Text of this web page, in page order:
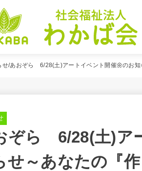
せ あおぞら 6/28(土)アートイベント開催🌼のお知
ぞら 6/28(土)ア
せ～あなたの『